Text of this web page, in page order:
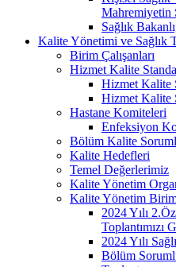
Mahremiyetin
Sağlık
Kalite Yönetimi ve Sağlık
Birim Çalışanları
Hizmet Kalite
Hizmet Kalite
Hizmet Kalite
Hastane Komiteleri
Enfeksiyon
Bölüm Kalite
Kalite Hedefleri
Temel Değerlerimiz
Kalite Yönetim
Kalite Yönetim
2024 Yılı
Toplantımızı
2024 Yılı
Bölüm